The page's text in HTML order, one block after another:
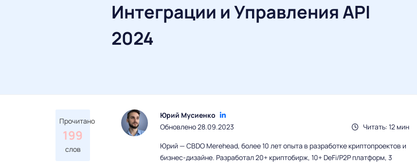
Интеграции и Управления API
2024
Прочитано
199
слов
Юрий Мусиенко
Читать: 12 мин
Обновлено 28.09.2023
Юрий — CBDO Merehead, более 10 лет опыта в разработке криптопроектов и
бизнес-дизайне. Разработал 20+ криптобирж, 10+ DeFi/P2P платформ, 3